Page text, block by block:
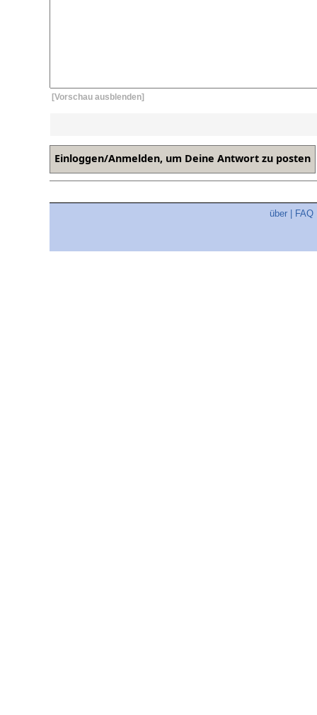
[Vorschau ausblenden]
über FAQ